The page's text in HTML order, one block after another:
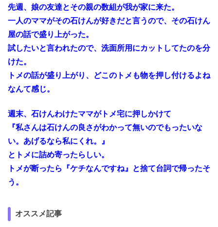
先週、娘の友達とその親の数組が我が家に来た。
一人のママがその石けんが好きだと言うので、その石けん
屋の話で盛り上がった。
試したいと言われたので、洗面所用にカットしてたのを分
けた。
トメの話が盛り上がり、どこのトメも物を押し付けるよね
なんて感じ。
週末、石けんわけたママがトメ宅に押しかけて
『私さんは石けんの良さがわかって無いのでもったいな
い。あげるなら私にくれ。』
とトメに詰め寄ったらしい。
トメが断ったら『ケチなんですね』と捨て台詞で帰ったそ
う。
オススメ記事